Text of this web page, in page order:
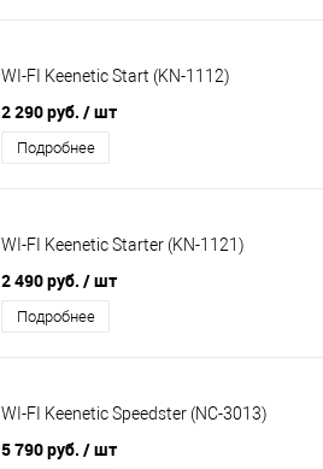
WI-FI Keenetic Start (KN-1112)
2 290 руб. / шт
Подробнее
WI-FI Keenetic Starter (KN-1121)
2 490 руб. / шт
Подробнее
WI-FI Keenetic Speedster (NC-3013)
5 790 руб. / шт